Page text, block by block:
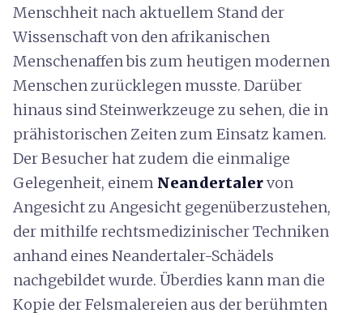
Menschheit nach aktuellem Stand der
Wissenschaft von den afrikanischen
Menschenaffen bis zum heutigen modernen
Menschen zurücklegen musste. Darüber
hinaus sind Steinwerkzeuge zu sehen, die in
prähistorischen Zeiten zum Einsatz kamen.
Der Besucher hat zudem die einmalige
Gelegenheit, einem Neandertalervon
Angesicht zu Angesicht gegenüberzustehen,
der mithilfe rechtsmedizinischer Techniken
anhand eines Neandertaler-Schädels
nachgebildet wurde. Überdies kann man die
Kopie der Felsmalereien aus der berühmten